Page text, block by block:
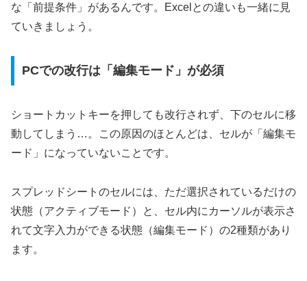
な「前提条件」があるんです。Excelとの違いも一緒に見
ていきましょう。
PCでの改行は「編集モード」が必須
ショートカットキーを押しても改行されず、下のセルに移
動してしまう…。この原因のほとんどは、セルが「編集モ
ード」になっていないことです。
スプレッドシートのセルには、ただ選択されているだけの
状態（アクティブモード）と、セル内にカーソルが表示さ
れて文字入力ができる状態（編集モード）の2種類があり
ます。